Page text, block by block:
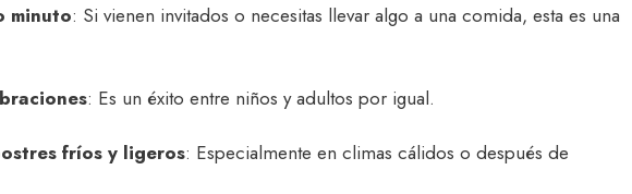
minuto: Si vienen invitados o necesitas llevar algo a una comida, esta es una
: Es un éxito entre niños y adultos por igual.
fríos y ligeros: Especialmente en climas cálidos o después de